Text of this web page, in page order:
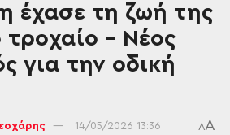
έχασε τη ζωή της
– Νέος
για την οδική
14/05/2026 13:36 AA